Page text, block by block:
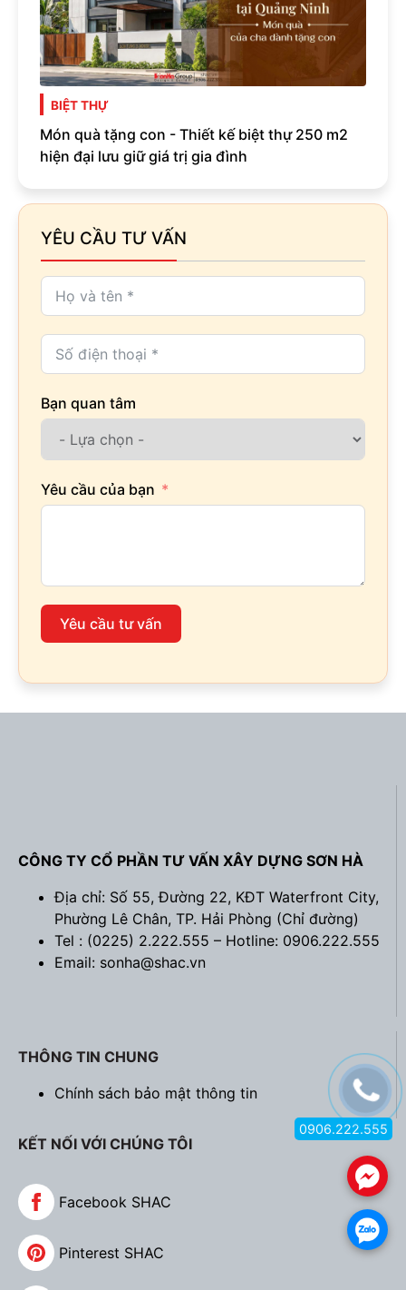
BIỆT THỰ
Món quà tặng con - Thiết kế biệt thự 250 m2
hiện đại lưu giữ giá trị gia đình
YÊU CẦU TƯ VẤN
Bạn quan tâm
Yêu cầu của bạn
Yêu cầu tư vấn
CÔNG TY CỔ PHẦN TƯ VẤN XÂY DỰNG SƠN HÀ
Địa chỉ: Số 55, Đường 22, KĐT Waterfront City,
Phường Lê Chân, TP. Hải Phòng (Chỉ đường)
Tel : (0225) 2.222.555 – Hotline: 0906.222.555
Email: sonha@shac.vn
THÔNG TIN CHUNG
Chính sách bảo mật thông tin
KẾT NỐI VỚI CHÚNG TÔI
Facebook SHAC
Pinterest SHAC
.
.
0906.222.555